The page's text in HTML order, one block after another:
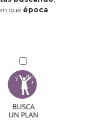
qué época